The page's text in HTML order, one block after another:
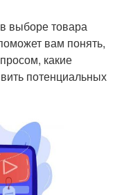
выборе товара
вам понять,
какие
потенциальных